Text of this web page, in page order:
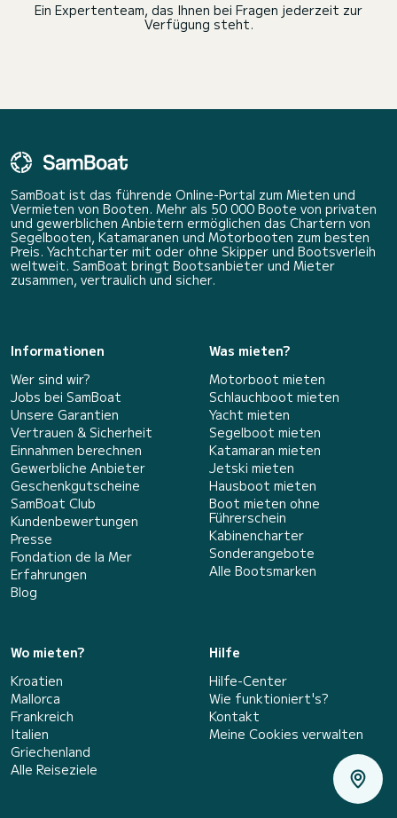
Ein Expertenteam, das Ihnen bei Fragen jederzeit zur
Verfügung steht.
SamBoat ist das führende Online-Portal zum Mieten und
Vermieten von Booten. Mehr als 50 000 Boote von privaten
und gewerblichen Anbietern ermöglichen das Chartern von
Segelbooten, Katamaranen und Motorbooten zum besten
Preis. Yachtcharter mit oder ohne Skipper und Bootsverleih
weltweit. SamBoat bringt Bootsanbieter und Mieter
zusammen, vertraulich und sicher.
Informationen
Wer sind wir?
Jobs bei SamBoat
Unsere Garantien
Vertrauen & Sicherheit
Einnahmen berechnen
Gewerbliche Anbieter
Geschenkgutscheine
SamBoat Club
Kundenbewertungen
Presse
Fondation de la Mer
Erfahrungen
Blog
Was mieten?
Motorboot mieten
Schlauchboot mieten
Yacht mieten
Segelboot mieten
Katamaran mieten
Jetski mieten
Hausboot mieten
Boot mieten ohne
Führerschein
Kabinencharter
Sonderangebote
Alle Bootsmarken
Wo mieten?
Kroatien
Mallorca
Frankreich
Italien
Griechenland
Alle Reiseziele
Hilfe
Hilfe-Center
Wie funktioniert's?
Kontakt
Meine Cookies verwalten